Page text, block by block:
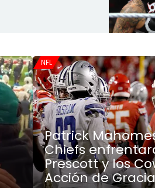
NFL
Patrick
Chiefs
Prescott y los
Acción de